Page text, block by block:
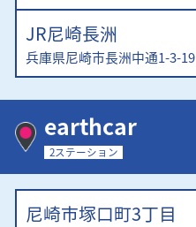
JR尼崎長洲
兵庫県尼崎市長洲中通1-3-19
earthcar
2ステーション
尼崎市塚口町3丁目